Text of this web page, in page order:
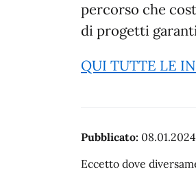
percorso che
di progetti
QUI TUTTE LE
Pubblicato: 08.01.2024
Eccetto dove